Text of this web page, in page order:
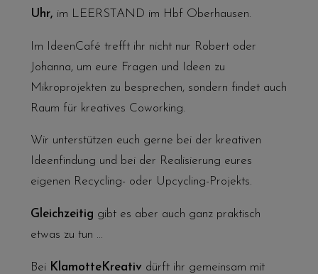
Uhr, im LEERSTAND im Hbf Oberhausen.
Im IdeenCafé trefft ihr nicht nur Robert oder
Johanna, um eure Fragen und Ideen zu
Mikroprojekten zu besprechen, sondern findet auch
Raum für kreatives Coworking.
Wir unterstützen euch gerne bei der kreativen
Ideenfindung und bei der Realisierung eures
eigenen Recycling- oder Upcycling-Projekts.
Gleichzeitig gibt es aber auch ganz praktisch
etwas zu tun …
Bei KlamotteKreativ dürft ihr gemeinsam mit